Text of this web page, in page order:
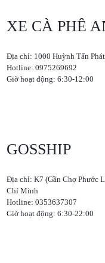
XE CÀ PHÊ
Địa chỉ: 1000 Huỳnh Tấn
Hotline: 0975269692
Giờ hoạt động: 6:30-12:00
GOSSHIP
Địa chỉ: K7 (Gần Chợ Phước
Chí Minh
Hotline: 0353637307
Giờ hoạt động: 6:30-22:00